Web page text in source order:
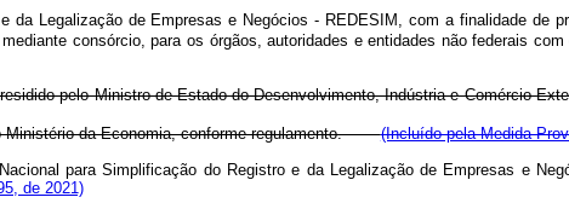
Legalização de Empresas e Negócios - REDESIM, com a finalidade de
consórcio, para os órgãos, autoridades e entidades não federais
pelo Ministro de Estado do Desenvolvimento, Indústria e Comércio
Ministério da Economia, conforme regulamento.(Incluído pela Medida
para Simplificação do Registro e da Legalização de Empresas e
de 2021)